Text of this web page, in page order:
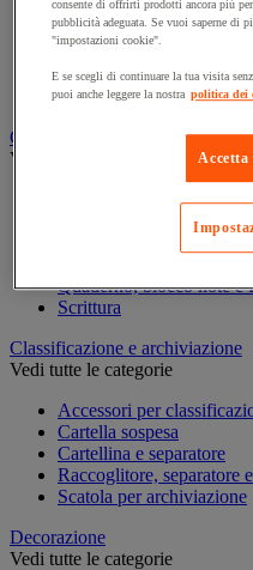
Attrezzature audio e Hi-
Connessione audio e
Fotocamera,
Insonorizzazione e
Strumenti per proiezione
Cancelleria e forniture per
Vedi tutte le categorie
Agenda, calendario e
Busta e smistamento
Carta, scheda Bristol e
Quaderno, blocco note e
Scrittura
Classificazione e archiviazione
Vedi tutte le categorie
Accessori per
Cartella sospesa
Cartellina e separatore
Raccoglitore, separatore
Scatola per archiviazione
Decorazione
Vedi tutte le categorie
consente di offrirti prodotti ancora più
pubblicità adeguata. Se vuoi saperne
"impostazioni cookie".
E se scegli di continuare la tua visita
puoi anche leggere la nostra politica dei